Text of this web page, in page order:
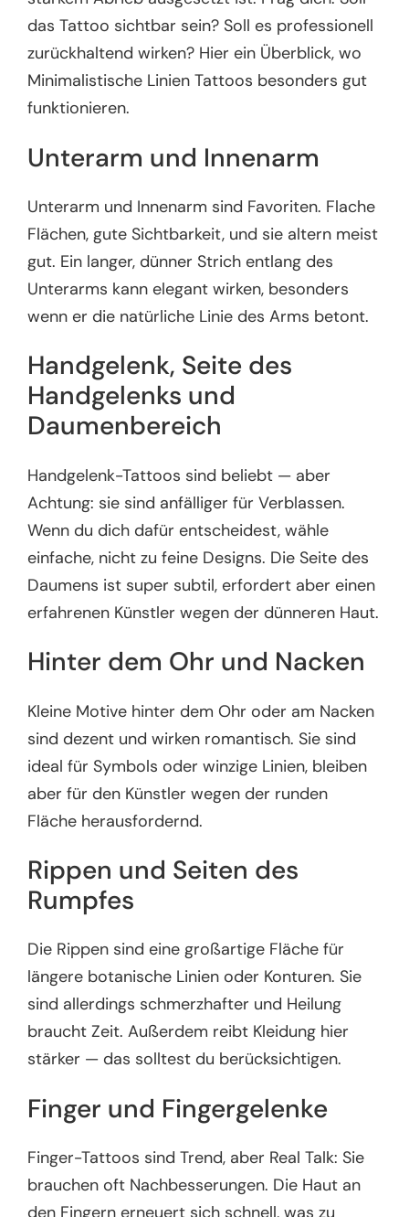
das Tattoo sichtbar sein? Soll es professionell
zurückhaltend wirken? Hier ein Überblick, wo
Minimalistische Linien Tattoos besonders gut
funktionieren.
Unterarm und Innenarm
Unterarm und Innenarm sind Favoriten. Flache
Flächen, gute Sichtbarkeit, und sie altern meist
gut. Ein langer, dünner Strich entlang des
Unterarms kann elegant wirken, besonders
wenn er die natürliche Linie des Arms betont.
Handgelenk, Seite des
Handgelenks und
Daumenbereich
Handgelenk-Tattoos sind beliebt — aber
Achtung: sie sind anfälliger für Verblassen.
Wenn du dich dafür entscheidest, wähle
einfache, nicht zu feine Designs. Die Seite des
Daumens ist super subtil, erfordert aber einen
erfahrenen Künstler wegen der dünneren Haut.
Hinter dem Ohr und Nacken
Kleine Motive hinter dem Ohr oder am Nacken
sind dezent und wirken romantisch. Sie sind
ideal für Symbols oder winzige Linien, bleiben
aber für den Künstler wegen der runden
Fläche herausfordernd.
Rippen und Seiten des
Rumpfes
Die Rippen sind eine großartige Fläche für
längere botanische Linien oder Konturen. Sie
sind allerdings schmerzhafter und Heilung
braucht Zeit. Außerdem reibt Kleidung hier
stärker — das solltest du berücksichtigen.
Finger und Fingergelenke
Finger-Tattoos sind Trend, aber Real Talk: Sie
brauchen oft Nachbesserungen. Die Haut an
den Fingern erneuert sich schnell, was zu